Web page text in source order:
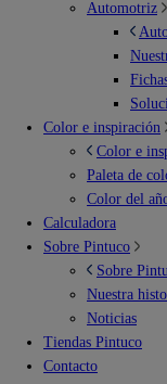
Automotriz
Color e inspiración
Color e
Paleta de
Color del
Calculadora
Sobre Pintuco
Sobre
Nuestra
Noticias
Tiendas Pintuco
Contacto